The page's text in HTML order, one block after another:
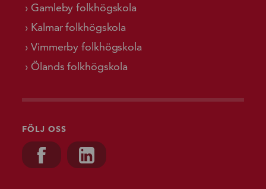
Gamleby folkhögskola
Kalmar folkhögskola
Vimmerby folkhögskola
Ölands folkhögskola
FÖLJ OSS
Besök oss på, Facebook
Besök oss på, Linkedin